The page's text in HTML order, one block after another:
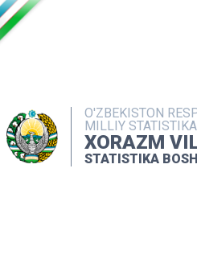
O'ZBEKISTON
MILLIY
XORAZM
STATISTIKA
INTERAKTIV
MATBUOT